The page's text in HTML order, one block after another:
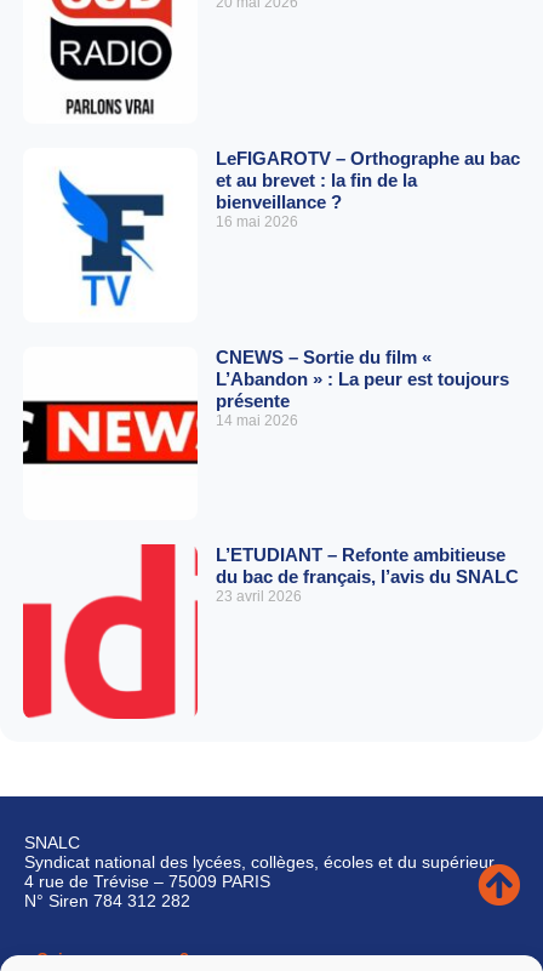
LeFIGAROTV – Orthographe au bac
et au brevet : la fin de la
bienveillance ?
16 mai 2026
CNEWS – Sortie du film «
L’Abandon » : La peur est toujours
présente
14 mai 2026
L’ETUDIANT – Refonte ambitieuse
du bac de français, l’avis du SNALC
23 avril 2026
SNALC
Syndicat national des lycées, collèges, écoles et du supérieur
4 rue de Trévise – 75009 PARIS
N° Siren 784 312 282
Qui sommes-nous ?